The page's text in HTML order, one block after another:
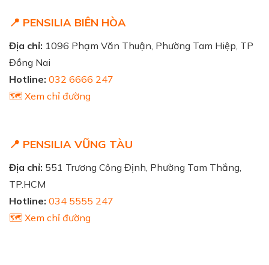
📍 PENSILIA BIÊN HÒA
Địa chỉ: 1096 Phạm Văn Thuận, Phường Tam Hiệp, TP
Đồng Nai
Hotline: 032 6666 247
🗺️ Xem chỉ đường
📍 PENSILIA VŨNG TÀU
Địa chỉ: 551 Trương Công Định, Phường Tam Thắng,
TP.HCM
Hotline: 034 5555 247
🗺️ Xem chỉ đường